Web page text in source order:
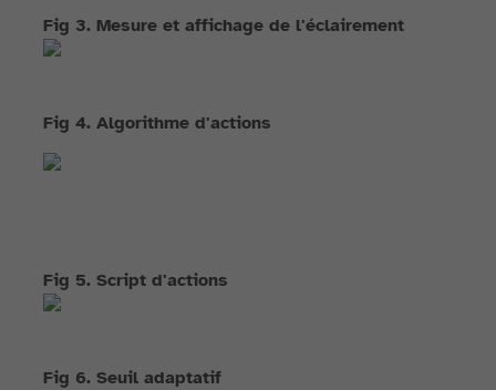
Fig 3. Mesure et affichage de l'éclairement
Fig 4. Algorithme d'actions
Fig 5. Script d'actions
Fig 6. Seuil adaptatif